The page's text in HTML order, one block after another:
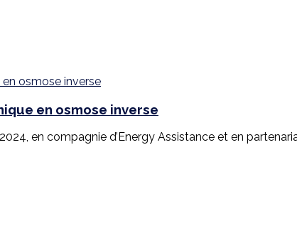
en osmose inverse
en compagnie d’Energy Assistance et en